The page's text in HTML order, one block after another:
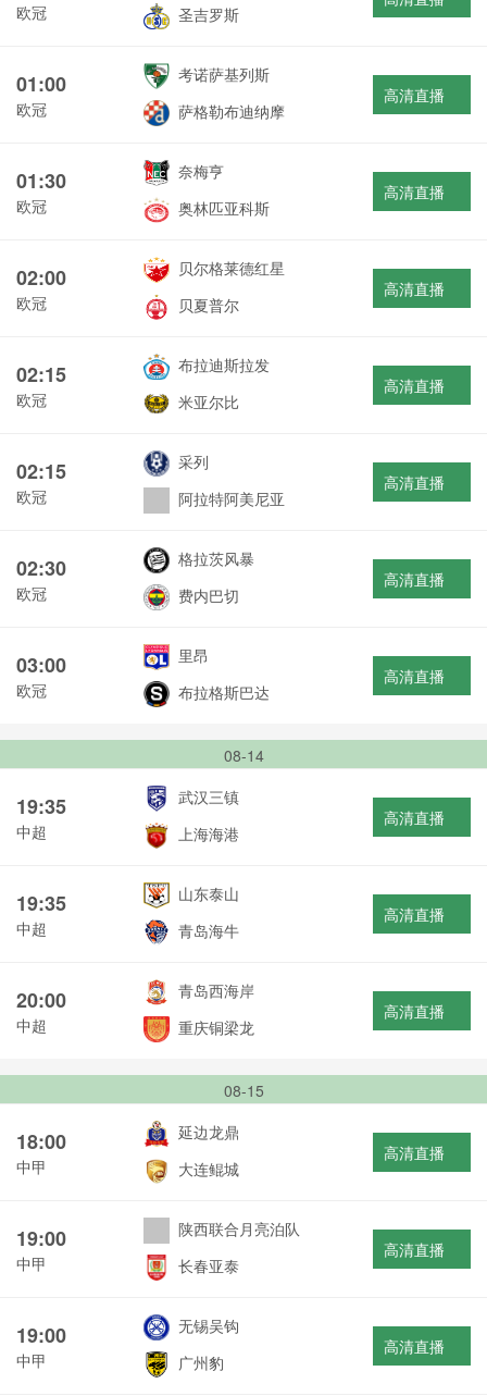
欧冠 圣吉罗斯
01:00
欧冠
考诺萨基列斯
萨格勒布迪纳摩
高清直播
01:30
欧冠
奈梅亨
奥林匹亚科斯
高清直播
02:00
欧冠
贝尔格莱德红星
贝夏普尔
高清直播
02:15
欧冠
布拉迪斯拉发
米亚尔比
高清直播
02:15
欧冠
采列
阿拉特阿美尼亚
高清直播
02:30
欧冠
格拉茨风暴
费内巴切
高清直播
03:00
欧冠
里昂
布拉格斯巴达
高清直播
08-14
19:35
中超
武汉三镇
上海海港
高清直播
19:35
中超
山东泰山
青岛海牛
高清直播
20:00
中超
青岛西海岸
重庆铜梁龙
高清直播
08-15
18:00
中甲
延边龙鼎
大连鲲城
高清直播
19:00
中甲
陕西联合月亮泊队
长春亚泰
高清直播
19:00
中甲
无锡吴钩
广州豹
高清直播